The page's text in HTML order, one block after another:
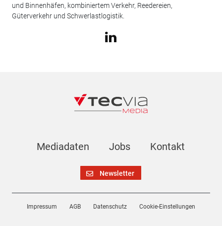
und Binnenhäfen, kombiniertem Verkehr, Reedereien,
Güterverkehr und Schwerlastlogistik.
Mediadaten Jobs Kontakt
Newsletter
Impressum AGB Datenschutz Cookie-Einstellungen